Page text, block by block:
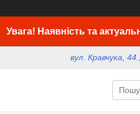
Увага! Наявність та
вул. Кравчука,